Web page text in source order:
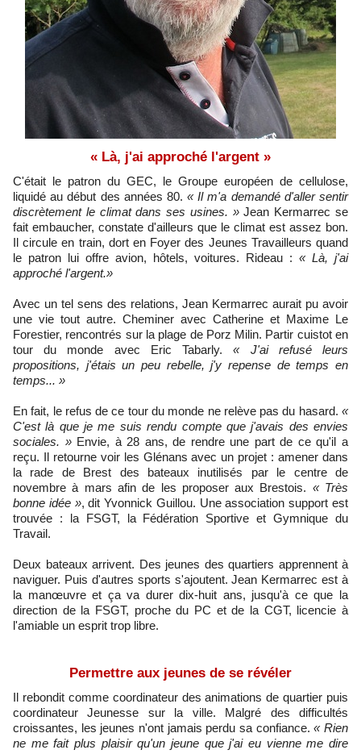
« Là, j'ai approché l'argent »
C'était le patron du GEC, le Groupe européen de cellulose,
liquidé au début des années 80.« Il m'a demandé d'aller sentir
discrètement le climat dans ses usines. »Jean Kermarrec se
fait embaucher, constate d'ailleurs que le climat est assez bon.
Il circule en train, dort en Foyer des Jeunes Travailleurs quand
le patron lui offre avion, hôtels, voitures. Rideau : « Là, j'ai
approché l'argent.»
Avec un tel sens des relations, Jean Kermarrec aurait pu avoir
une vie tout autre. Cheminer avec Catherine et Maxime Le
Forestier, rencontrés sur la plage de Porz Milin. Partir cuistot en
tour du monde avec Eric Tabarly.« J'ai refusé leurs
propositions, j'étais un peu rebelle, j'y repense de temps en
temps... »
En fait, le refus de ce tour du monde ne relève pas du hasard. «
C'est là que je me suis rendu compte que j'avais des envies
sociales. »Envie, à 28 ans, de rendre une part de ce qu'il a
reçu. Il retourne voir les Glénans avec un projet : amener dans
la rade de Brest des bateaux inutilisés par le centre de
novembre à mars afin de les proposer aux Brestois. « Très
bonne idée », dit Yvonnick Guillou. Une association support est
trouvée : la FSGT, la Fédération Sportive et Gymnique du
Travail.
Deux bateaux arrivent. Des jeunes des quartiers apprennent à
naviguer. Puis d'autres sports s'ajoutent. Jean Kermarrec est à
la manœuvre et ça va durer dix-huit ans, jusqu'à ce que la
direction de la FSGT, proche du PC et de la CGT, licencie à
l'amiable un esprit trop libre.
Permettre aux jeunes de se révéler
Il rebondit comme coordinateur des animations de quartier puis
coordinateur Jeunesse sur la ville. Malgré des difficultés
croissantes, les jeunes n'ont jamais perdu sa confiance.« Rien
ne me fait plus plaisir qu'un jeune que j'ai eu vienne me dire